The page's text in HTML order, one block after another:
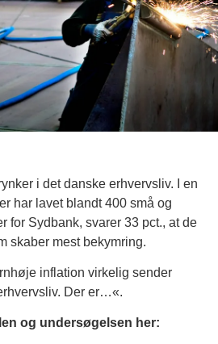
i det danske erhvervsliv. I en
har lavet blandt 400 små og
for Sydbank, svarer 33 pct., at de
skaber mest bekymring.
inflation virkelig sender
Der er…«.
og undersøgelsen her: